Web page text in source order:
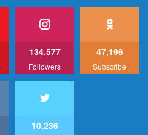
134,577
Followers
47,196
Subscribe
10,236